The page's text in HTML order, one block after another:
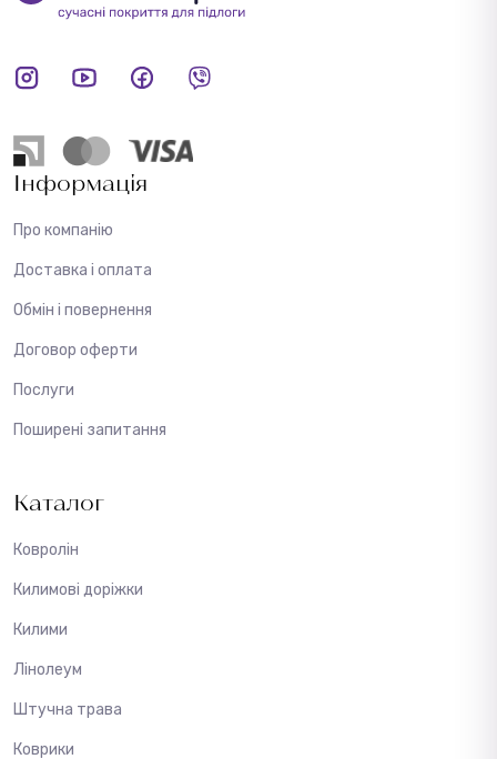
Інформація
Про компанію
Доставка і оплата
Обмін і повернення
Договор оферти
Послуги
Поширені запитання
Каталог
Ковролін
Килимові доріжки
Килими
Лінолеум
Штучна трава
Коврики